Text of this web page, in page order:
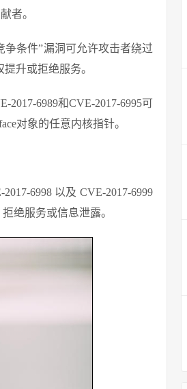
者。
争条件”漏洞可允许攻击者绕过
升或拒绝服务。
2017-6989和CVE-2017-6995可
对象的任意内核指针。
6998 以及 CVE-2017-6999
绝服务或信息泄露。